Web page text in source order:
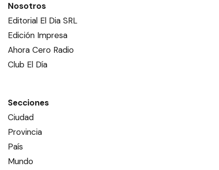
Nosotros
Editorial El Dia SRL
Edición Impresa
Ahora Cero Radio
Club El Día
Secciones
Ciudad
Provincia
País
Mundo